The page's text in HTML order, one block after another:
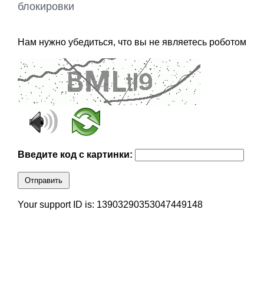
блокировки
Нам нужно убедиться, что вы не являетесь роботом
Введите код с картинки:
Отправить
Your support ID is: 13903290353047449148